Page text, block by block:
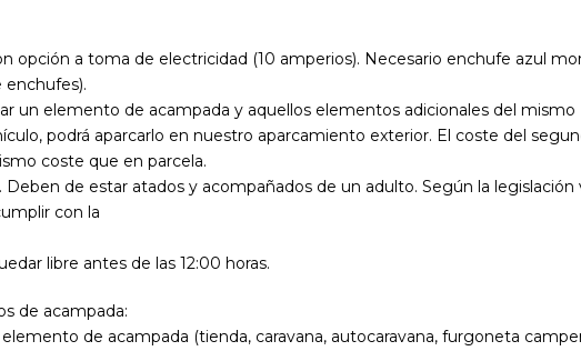
opción a toma de electricidad (10 amperios). Necesario enchufe azul
enchufes).
un elemento de acampada y aquellos elementos adicionales del
podrá aparcarlo en nuestro aparcamiento exterior. El coste del
coste que en parcela.
Deben de estar atados y acompañados de un adulto. Según la
con la
libre antes de las 12:00 horas.
de acampada:
de acampada (tienda, caravana, autocaravana, furgoneta